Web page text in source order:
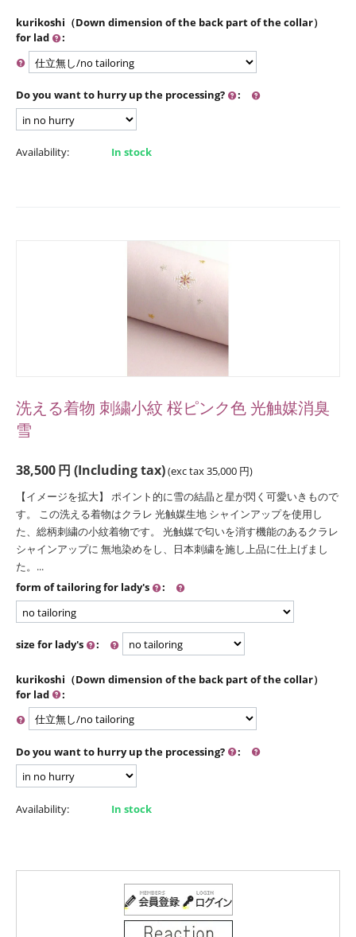
kurikoshi（Down dimension of the back part of the collar）
for lad
:
Do you want to hurry up the processing? :
Availability: In stock
洗える着物 刺繍小紋 桜ピンク色 光触媒消臭
雪
38,500円 (Including tax)(exc tax35,000 円)
【イメージを拡大】 ポイント的に雪の結晶と星が閃く可愛いきもので
す。 この洗える着物はクラレ 光触媒生地 シャインアップを使用し
た、総柄刺繍の小紋着物です。 光触媒で匂いを消す機能のあるクラレ
シャインアップに 無地染めをし、日本刺繍を施し上品に仕上げまし
た。...
form of tailoring for lady's
:
size for lady's :
kurikoshi（Down dimension of the back part of the collar）
for lad
:
Do you want to hurry up the processing? :
Availability: In stock